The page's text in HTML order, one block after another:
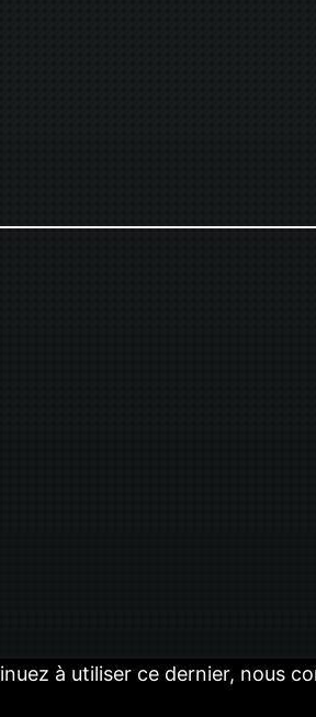
à utiliser ce dernier, nous